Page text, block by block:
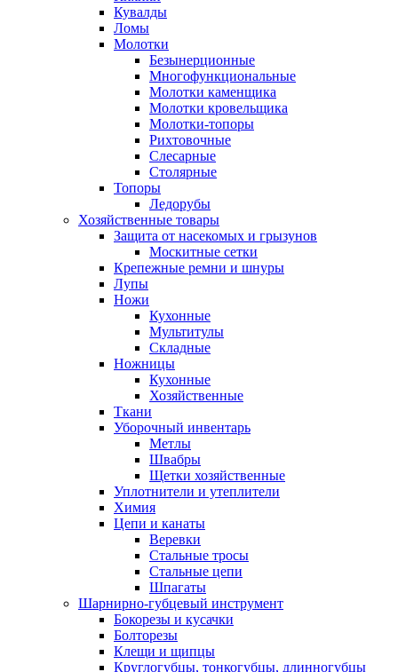
Кувалды
Ломы
Молотки
Безынерционные
Многофункциональные
Молотки каменщика
Молотки кровельщика
Молотки-топоры
Рихтовочные
Слесарные
Столярные
Топоры
Ледорубы
Хозяйственные товары
Защита от насекомых и грызунов
Москитные сетки
Крепежные ремни и шнуры
Лупы
Ножи
Кухонные
Мультитулы
Складные
Ножницы
Кухонные
Хозяйственные
Ткани
Уборочный инвентарь
Метлы
Швабры
Щетки хозяйственные
Уплотнители и утеплители
Химия
Цепи и канаты
Веревки
Стальные тросы
Стальные цепи
Шпагаты
Шарнирно-губцевый инструмент
Бокорезы и кусачки
Болторезы
Клещи и щипцы
Круглогубцы, тонкогубцы, длинногубцы